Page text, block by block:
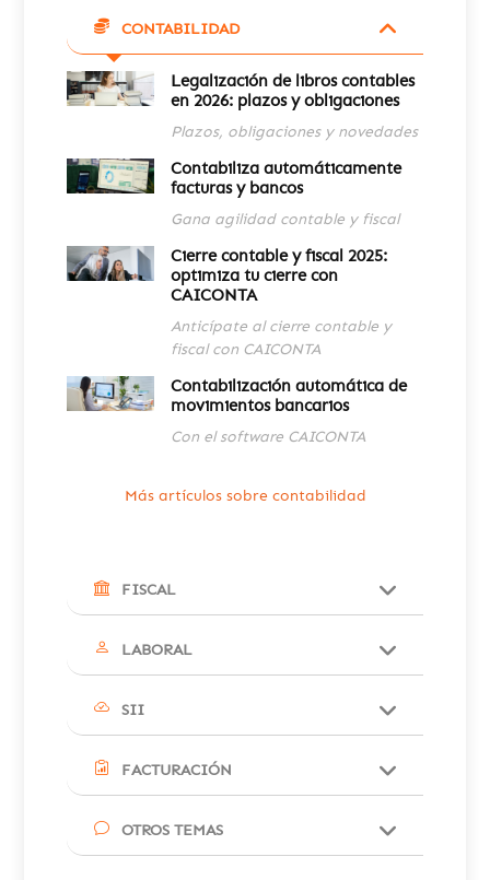
CONTABILIDAD
Legalización de libros contables
en 2026: plazos y obligaciones
Plazos, obligaciones y novedades
Contabiliza automáticamente
facturas y bancos
Gana agilidad contable y fiscal
Cierre contable y fiscal 2025:
optimiza tu cierre con
CAICONTA
Anticípate al cierre contable y
fiscal con CAICONTA
Contabilización automática de
movimientos bancarios
Con el software CAICONTA
Más artículos sobre contabilidad
FISCAL
LABORAL
SII
FACTURACIÓN
OTROS TEMAS